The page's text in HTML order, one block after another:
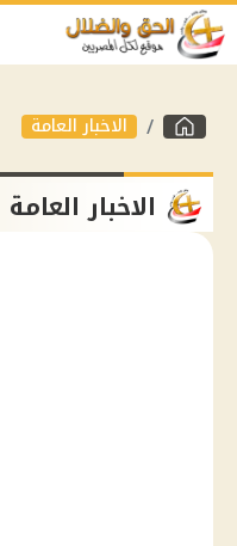
الاخبار العامة
الاخبار العامة